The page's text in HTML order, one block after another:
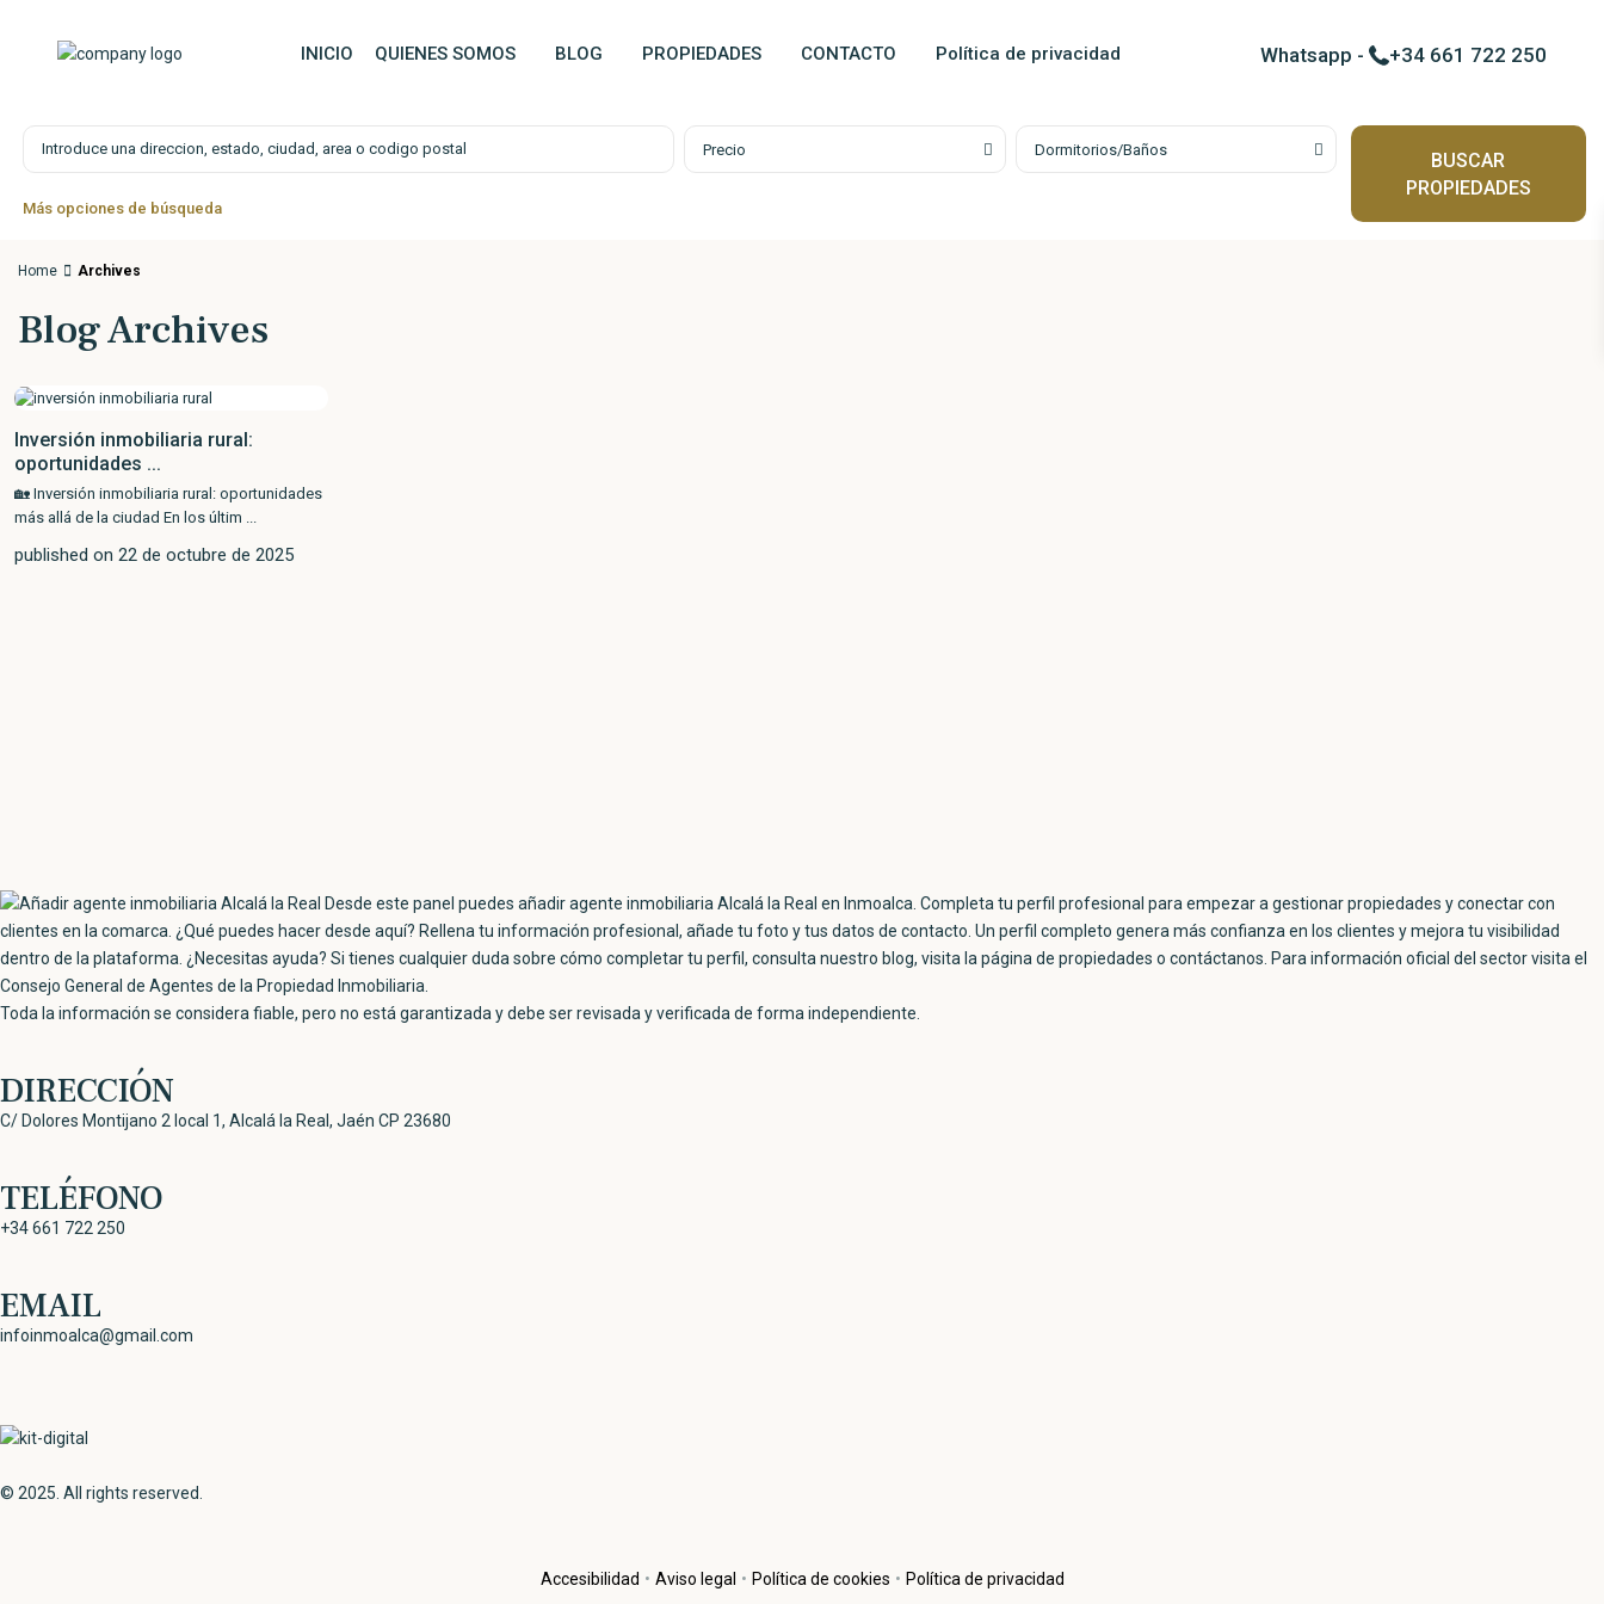
INICIO QUIENES SOMOS BLOG PROPIEDADES CONTACTO Política de privacidad Whatsapp Contactar por WhatsApp
- +34 661 722 250
Precio Dormitorios/Baños
Más opciones de búsqueda
BUSCAR
PROPIEDADES
Home Archives
Blog Archives
Inversión inmobiliaria rural:
oportunidades ...
🏡 Inversión inmobiliaria rural: oportunidades
más allá de la ciudad En los últim
published on 22 de octubre de 2025
Toda la información se considera fiable, pero no está garantizada y debe ser revisada y verificada de forma independiente.
DIRECCIÓN
C/ Dolores Montijano 2 local 1, Alcalá la Real, Jaén CP 23680
TELÉFONO
+34 661 722 250
EMAIL
infoinmoalca@gmail.com
© 2025. All rights reserved.
Accesibilidad • Aviso legal • Política de cookies • Política de privacidad